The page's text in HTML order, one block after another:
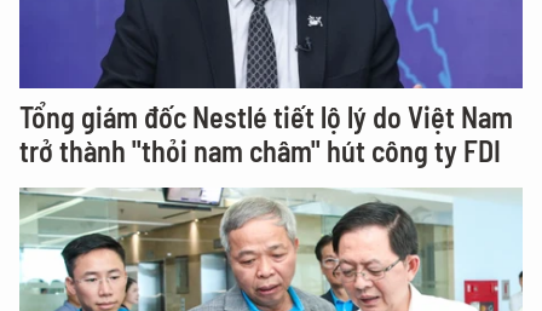
Tổng giám đốc Nestlé tiết lộ lý do Việt Nam
trở thành "thỏi nam châm" hút công ty FDI